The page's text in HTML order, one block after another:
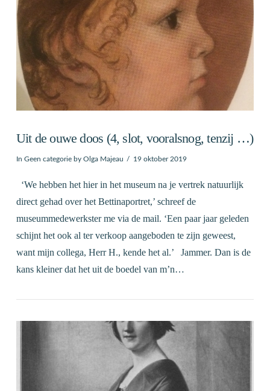
VIEW POST
Uit de ouwe doos (4, slot, vooralsnog, tenzij …)
In Geen categorieby Olga Majeau 19 oktober 2019
‘We hebben het hier in het museum na je vertrek natuurlijk
direct gehad over het Bettinaportret,’ schreef de
museummedewerkster me via de mail. ‘Een paar jaar geleden
schijnt het ook al ter verkoop aangeboden te zijn geweest,
want mijn collega, Herr H., kende het al.’ Jammer. Dan is de
kans kleiner dat het uit de boedel van m’n…